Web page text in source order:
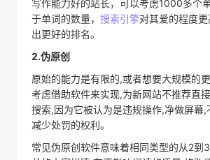
写作能力好的站长，可以考虑1000多个
于单词的数量， 搜索引擎对其爱的程度
出更好的排名。
2.伪原创
原始的能力是有限的,或者想要大规模的
考虑借助软件来实现,为新网站不推荐直
搜索,因为它被认为是违规操作,净做屏幕,
减少处罚的权利。
常见伪原创软件意味着相同类型的从2到